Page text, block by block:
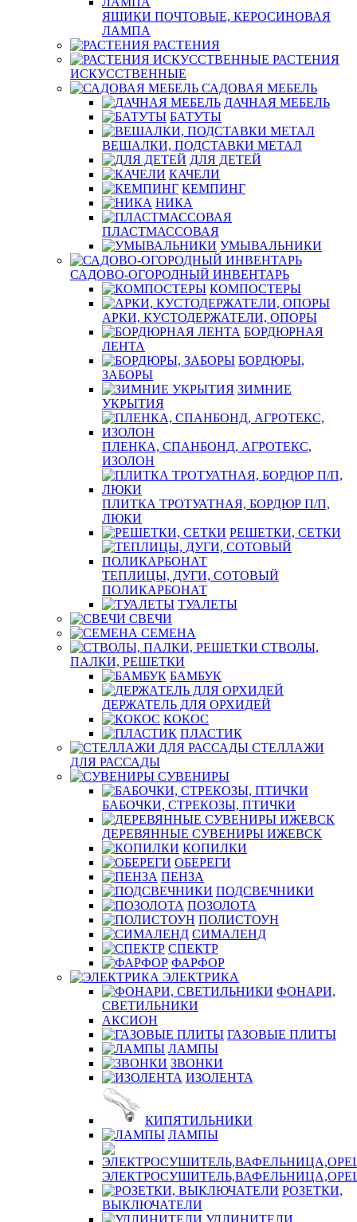
ЯЩИКИ ПОЧТОВЫЕ, КЕРОСИНОВАЯ
ЛАМПА
РАСТЕНИЯ
РАСТЕНИЯ
ИСКУССТВЕННЫЕ
САДОВАЯ МЕБЕЛЬ
ДАЧНАЯ МЕБЕЛЬ
БАТУТЫ
ВЕШАЛКИ, ПОДСТАВКИ МЕТАЛ
ДЛЯ ДЕТЕЙ
КАЧЕЛИ
КЕМПИНГ
НИКА
ПЛАСТМАССОВАЯ
УМЫВАЛЬНИКИ
САДОВО-ОГОРОДНЫЙ ИНВЕНТАРЬ
КОМПОСТЕРЫ
АРКИ, КУСТОДЕРЖАТЕЛИ, ОПОРЫ
БОРДЮРНАЯ
ЛЕНТА
БОРДЮРЫ,
ЗАБОРЫ
ЗИМНИЕ
УКРЫТИЯ
ПЛЕНКА, СПАНБОНД, АГРОТЕКС,
ИЗОЛОН
ПЛИТКА ТРОТУАТНАЯ, БОРДЮР П/П,
ЛЮКИ
РЕШЕТКИ, СЕТКИ
ТЕПЛИЦЫ, ДУГИ, СОТОВЫЙ
ПОЛИКАРБОНАТ
ТУАЛЕТЫ
СВЕЧИ
СЕМЕНА
СТВОЛЫ,
ПАЛКИ, РЕШЕТКИ
БАМБУК
ДЕРЖАТЕЛЬ ДЛЯ ОРХИДЕЙ
КОКОС
ПЛАСТИК
СТЕЛЛАЖИ
ДЛЯ РАССАДЫ
СУВЕНИРЫ
БАБОЧКИ, СТРЕКОЗЫ, ПТИЧКИ
ДЕРЕВЯННЫЕ СУВЕНИРЫ ИЖЕВСК
КОПИЛКИ
ОБЕРЕГИ
ПЕНЗА
ПОДСВЕЧНИКИ
ПОЗОЛОТА
ПОЛИСТОУН
СИМАЛЕНД
СПЕКТР
ФАРФОР
ЭЛЕКТРИКА
ФОНАРИ,
СВЕТИЛЬНИКИ
АКСИОН
ГАЗОВЫЕ ПЛИТЫ
ЛАМПЫ
ЗВОНКИ
ИЗОЛЕНТА
КИПЯТИЛЬНИКИ
ЛАМПЫ
РОЗЕТКИ,
ВЫКЛЮЧАТЕЛИ
УДЛИНИТЕЛИ